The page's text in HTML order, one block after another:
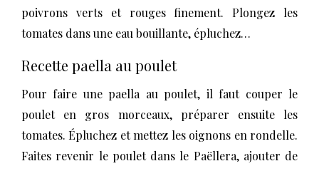
poivrons verts et rouges finement. Plongez les
tomates dans une eau bouillante, épluchez…
Recette paella au poulet
Pour faire une paella au poulet, il faut couper le
poulet en gros morceaux, préparer ensuite les
tomates. Épluchez et mettez les oignons en rondelle.
Faites revenir le poulet dans le Paëllera, ajouter de